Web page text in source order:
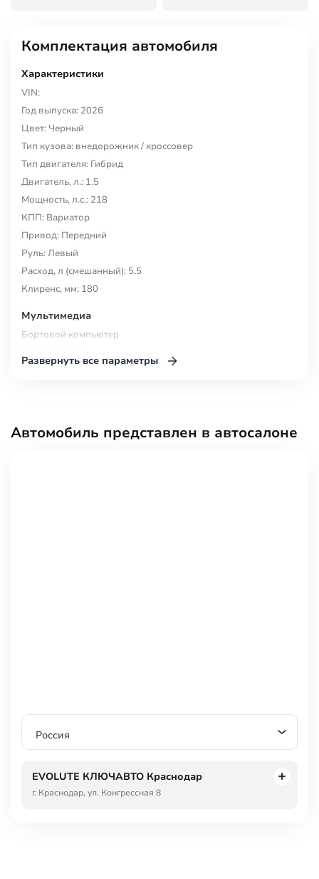
Комплектация автомобиля
Характеристики
VIN:
Год выпуска: 2026
Цвет: Черный
Тип кузова: внедорожник / кроссовер
Тип двигателя: Гибрид
Двигатель, л.: 1.5
Мощность, л.с.: 218
КПП: Вариатор
Привод: Передний
Руль: Левый
Расход, л (смешанный): 5.5
Клиренс, мм: 180
Мультимедиа
Бортовой компьютер
Беспроводная зарядка для смартфона
Антипробуксовочная система (ASR / TCS / TRC)
Система курсовой стабилизации (ESP / ESC / DSC / VSA)
Блокировка замков задних дверей
Подушка безопасности водителя
Развернуть все параметры
Автомобиль представлен в автосалоне
Россия
EVOLUTE КЛЮЧАВТО Краснодар
г. Краснодар, ул. Конгрессная 8